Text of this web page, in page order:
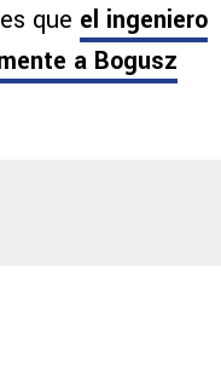
que el ingeniero
a Bogusz